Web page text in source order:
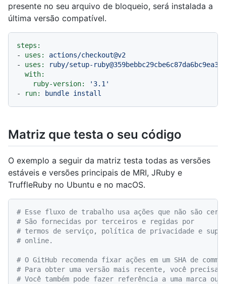
presente no seu arquivo de bloqueio, será instalada a
última versão compatível.
steps:
-
uses:
actions/checkout@v2
-
uses:
ruby/setup-
with:
ruby-version:
'3.1'
-
run: bundle install
Matriz que testa o seu código
O exemplo a seguir da matriz testa todas as versões
estáveis e versões principais de MRI, JRuby e
TruffleRuby no Ubuntu e no macOS.
# Esse fluxo de trabalho usa ações que não são
# São fornecidas por terceiros e regidas por
# termos de serviço, política de privacidade e
# online.
# O GitHub recomenda fixar ações em um SHA de
# Para obter uma versão mais recente, você
# Você também pode fazer referência a uma marca